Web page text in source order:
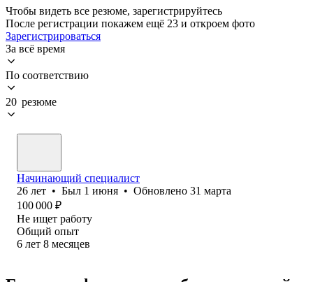
Чтобы видеть все резюме, зарегистрируйтесь
После регистрации покажем ещё 23 и откроем фото
Зарегистрироваться
За всё время
По соответствию
20 резюме
Начинающий специалист
26 лет • Был 1 июня • Обновлено 31 марта
100 000 ₽
Не ищет работу
Общий опыт
6 лет 8 месяцев